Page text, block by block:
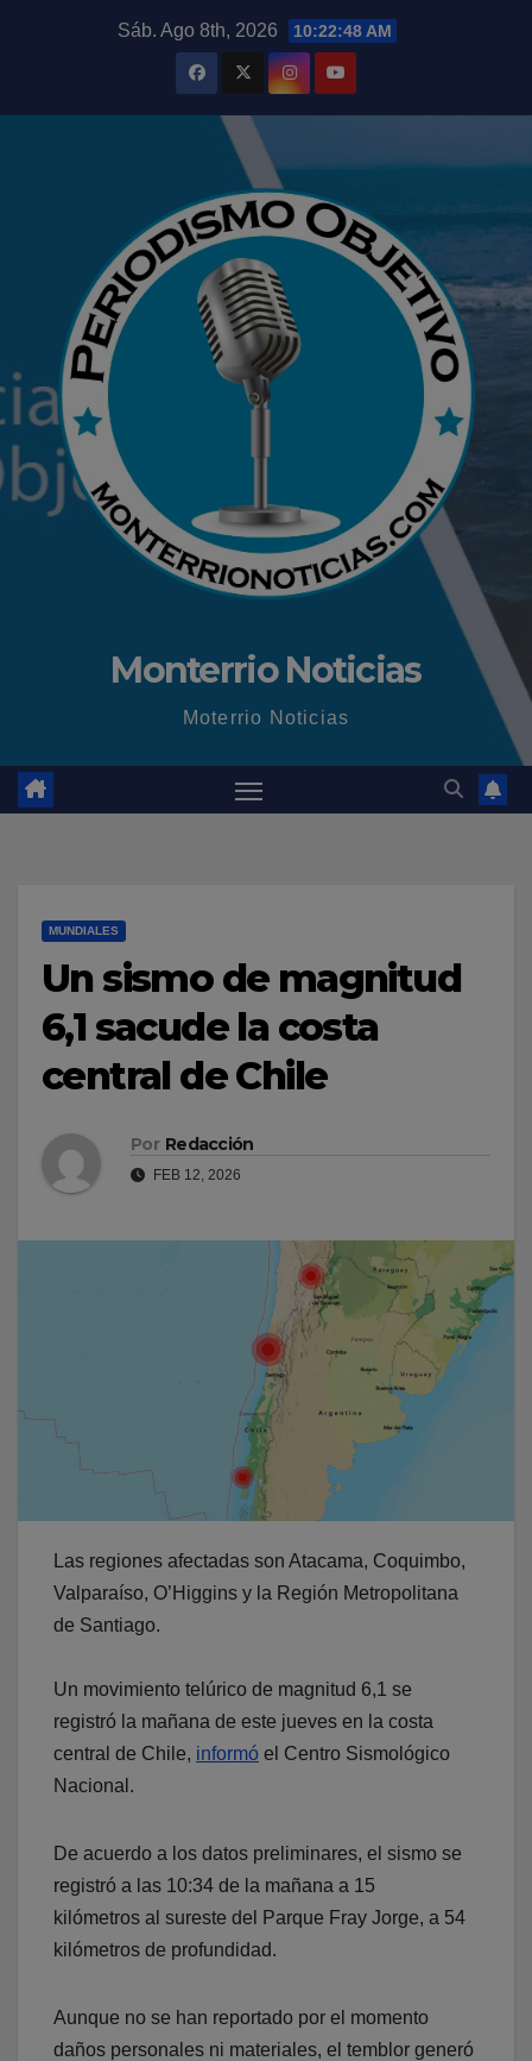
Sáb. Ago 8th, 2026 10:22:49 AM
Monterrio Noticias
Moterrio Noticias
MUNDIALES
Un sismo de magnitud
6,1 sacude la costa
central de Chile
Por Redacción
FEB 12, 2026
Las regiones afectadas son Atacama, Coquimbo,
Valparaíso, O’Higgins y la Región Metropolitana
de Santiago.
Un movimiento telúrico de magnitud 6,1 se
registró la mañana de este jueves en la costa
central de Chile, informó el Centro Sismológico
Nacional.
De acuerdo a los datos preliminares, el sismo se
registró a las 10:34 de la mañana a 15
kilómetros al sureste del Parque Fray Jorge, a 54
kilómetros de profundidad.
Aunque no se han reportado por el momento
daños personales ni materiales, el temblor generó
modal-check